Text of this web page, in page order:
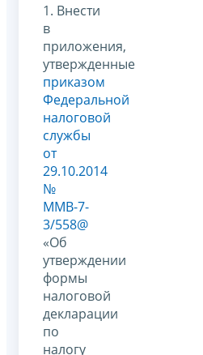
1. Внести
в
приложения,
утвержденные
приказом
Федеральной
налоговой
службы
от
29.10.2014
№
ММВ-7-
3/558@
«Об
утверждении
формы
налоговой
декларации
по
налогу